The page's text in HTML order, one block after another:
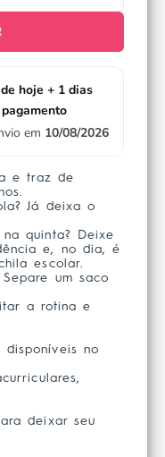
hoje + 1 dias
em 10/08/2026
e traz de
Já deixa o
quinta? Deixe
e, no dia, é
escolar.
um saco
a rotina e
disponíveis no
deixar seu